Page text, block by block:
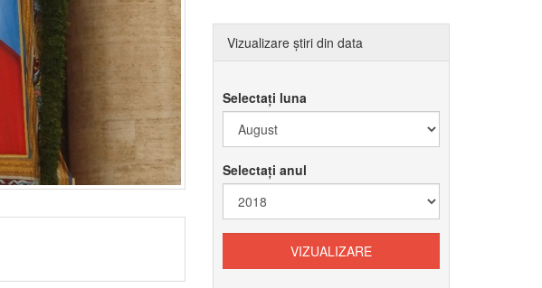
Vizualizare știri din data
Selectați luna
Selectați anul